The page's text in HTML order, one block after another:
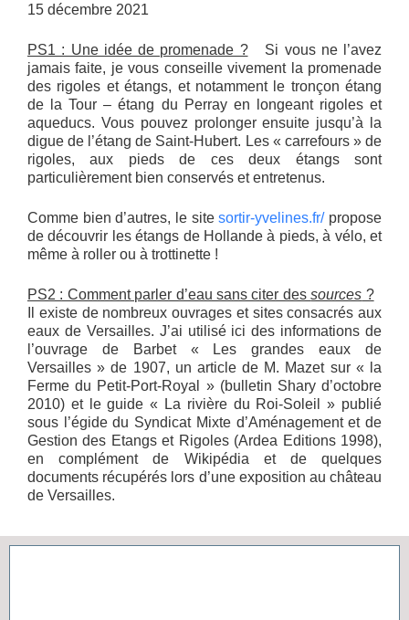
15 décembre 2021
PS1 : Une idée de promenade ?Si vous ne l’avez
jamais faite, je vous conseille vivement la promenade
des rigoles et étangs, et notamment le tronçon étang
de la Tour – étang du Perray en longeant rigoles et
aqueducs. Vous pouvez prolonger ensuite jusqu’à la
digue de l’étang de Saint-Hubert. Les « carrefours » de
rigoles, aux pieds de ces deux étangs sont
particulièrement bien conservés et entretenus.
Comme bien d’autres, le sitesortir-yvelines.fr/propose
de découvrir les étangs de Hollande à pieds, à vélo, et
même à roller ou à trottinette !
PS2 : Comment parler d’eau sans citer dessources ?
Il existe de nombreux ouvrages et sites consacrés aux
eaux de Versailles. J’ai utilisé ici des informations de
l’ouvrage de Barbet « Les grandes eaux de
Versailles » de 1907, un article de M. Mazet sur « la
Ferme du Petit-Port-Royal » (bulletin Shary d’octobre
2010) et le guide « La rivière du Roi-Soleil » publié
sous l’égide du Syndicat Mixte d’Aménagement et de
Gestion des Etangs et Rigoles (Ardea Editions 1998),
en complément de Wikipédia et de quelques
documents récupérés lors d’une exposition au château
de Versailles.